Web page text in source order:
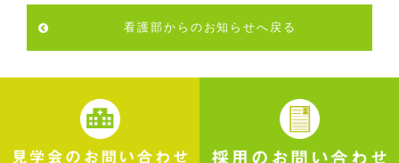
看護部からのお知らせへ戻る